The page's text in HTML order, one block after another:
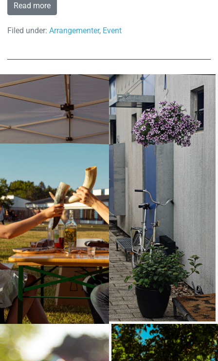
Read more
Filed under: Arrangementer, Event